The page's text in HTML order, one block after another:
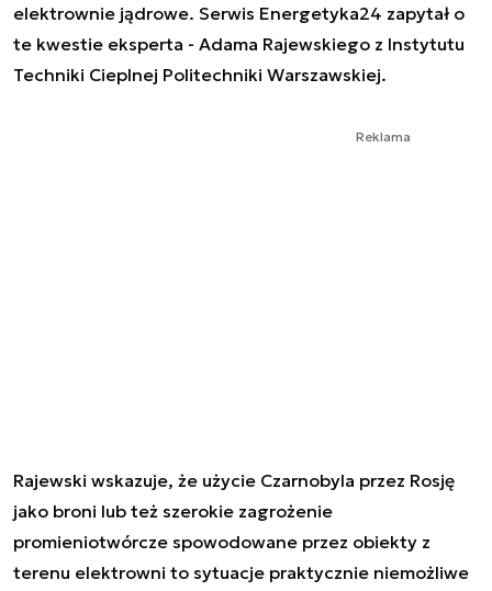
elektrownie jądrowe. Serwis Energetyka24 zapytał o
te kwestie eksperta - Adama Rajewskiego z Instytutu
Techniki Cieplnej Politechniki Warszawskiej.
Reklama
Rajewski wskazuje, że użycie Czarnobyla przez Rosję
jako broni lub też szerokie zagrożenie
promieniotwórcze spowodowane przez obiekty z
terenu elektrowni to sytuacje praktycznie niemożliwe